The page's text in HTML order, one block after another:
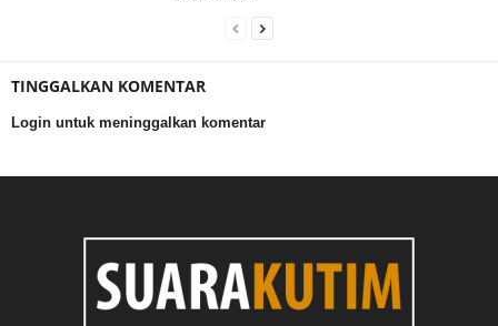
TINGGALKAN KOMENTAR
Login untuk meninggalkan komentar